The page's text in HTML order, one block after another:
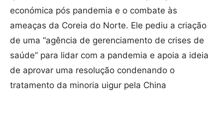
económica pós pandemia e o combate às
ameaças da Coreia do Norte. Ele pediu a criação
de uma “agência de gerenciamento de crises de
saúde” para lidar com a pandemia e apoia a ideia
de aprovar uma resolução condenando o
tratamento da minoria uigur pela China